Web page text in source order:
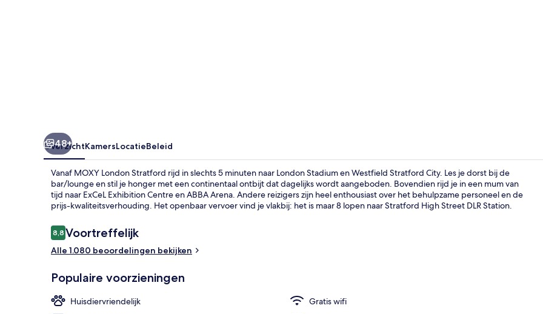
Bar (ter
48+
OverzichtKamersLocatieBeleid
Vanaf MOXY London Stratford rijd in slechts 5 minuten naar London Stadium en Westfield Stratford City. Les je dorst bij de
bar/lounge en stil je honger met een continentaal ontbijt dat dagelijks wordt aangeboden. Bovendien rijd je in een mum van
tijd naar ExCeL Exhibition Centre en ABBA Arena. Andere reizigers zijn heel enthousiast over het behulpzame personeel en de
prijs-kwaliteitsverhouding. Het openbaar vervoer vind je vlakbij: het is maar 8 lopen naar Stratford High Street DLR Station.
Beoordelingen
8,88,8 op 10 –
Voortreffelijk
Alle 1.080 beoordelingen bekijken
Populaire voorzieningen
Huisdiervriendelijk
Gratis wifi